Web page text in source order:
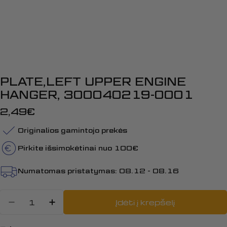
PLATE,LEFT UPPER ENGINE
HANGER, 300040219-0001
Įprasta
kaina
2,49€
Originalios gamintojo prekės
Pirkite išsimokėtinai nuo 100€
Numatomas pristatymas: 08.12 - 08.16
Sumažinti kiekį: PLATE,LEFT
Padidinti PLATE,LEFT
Įdėti į krepšelį